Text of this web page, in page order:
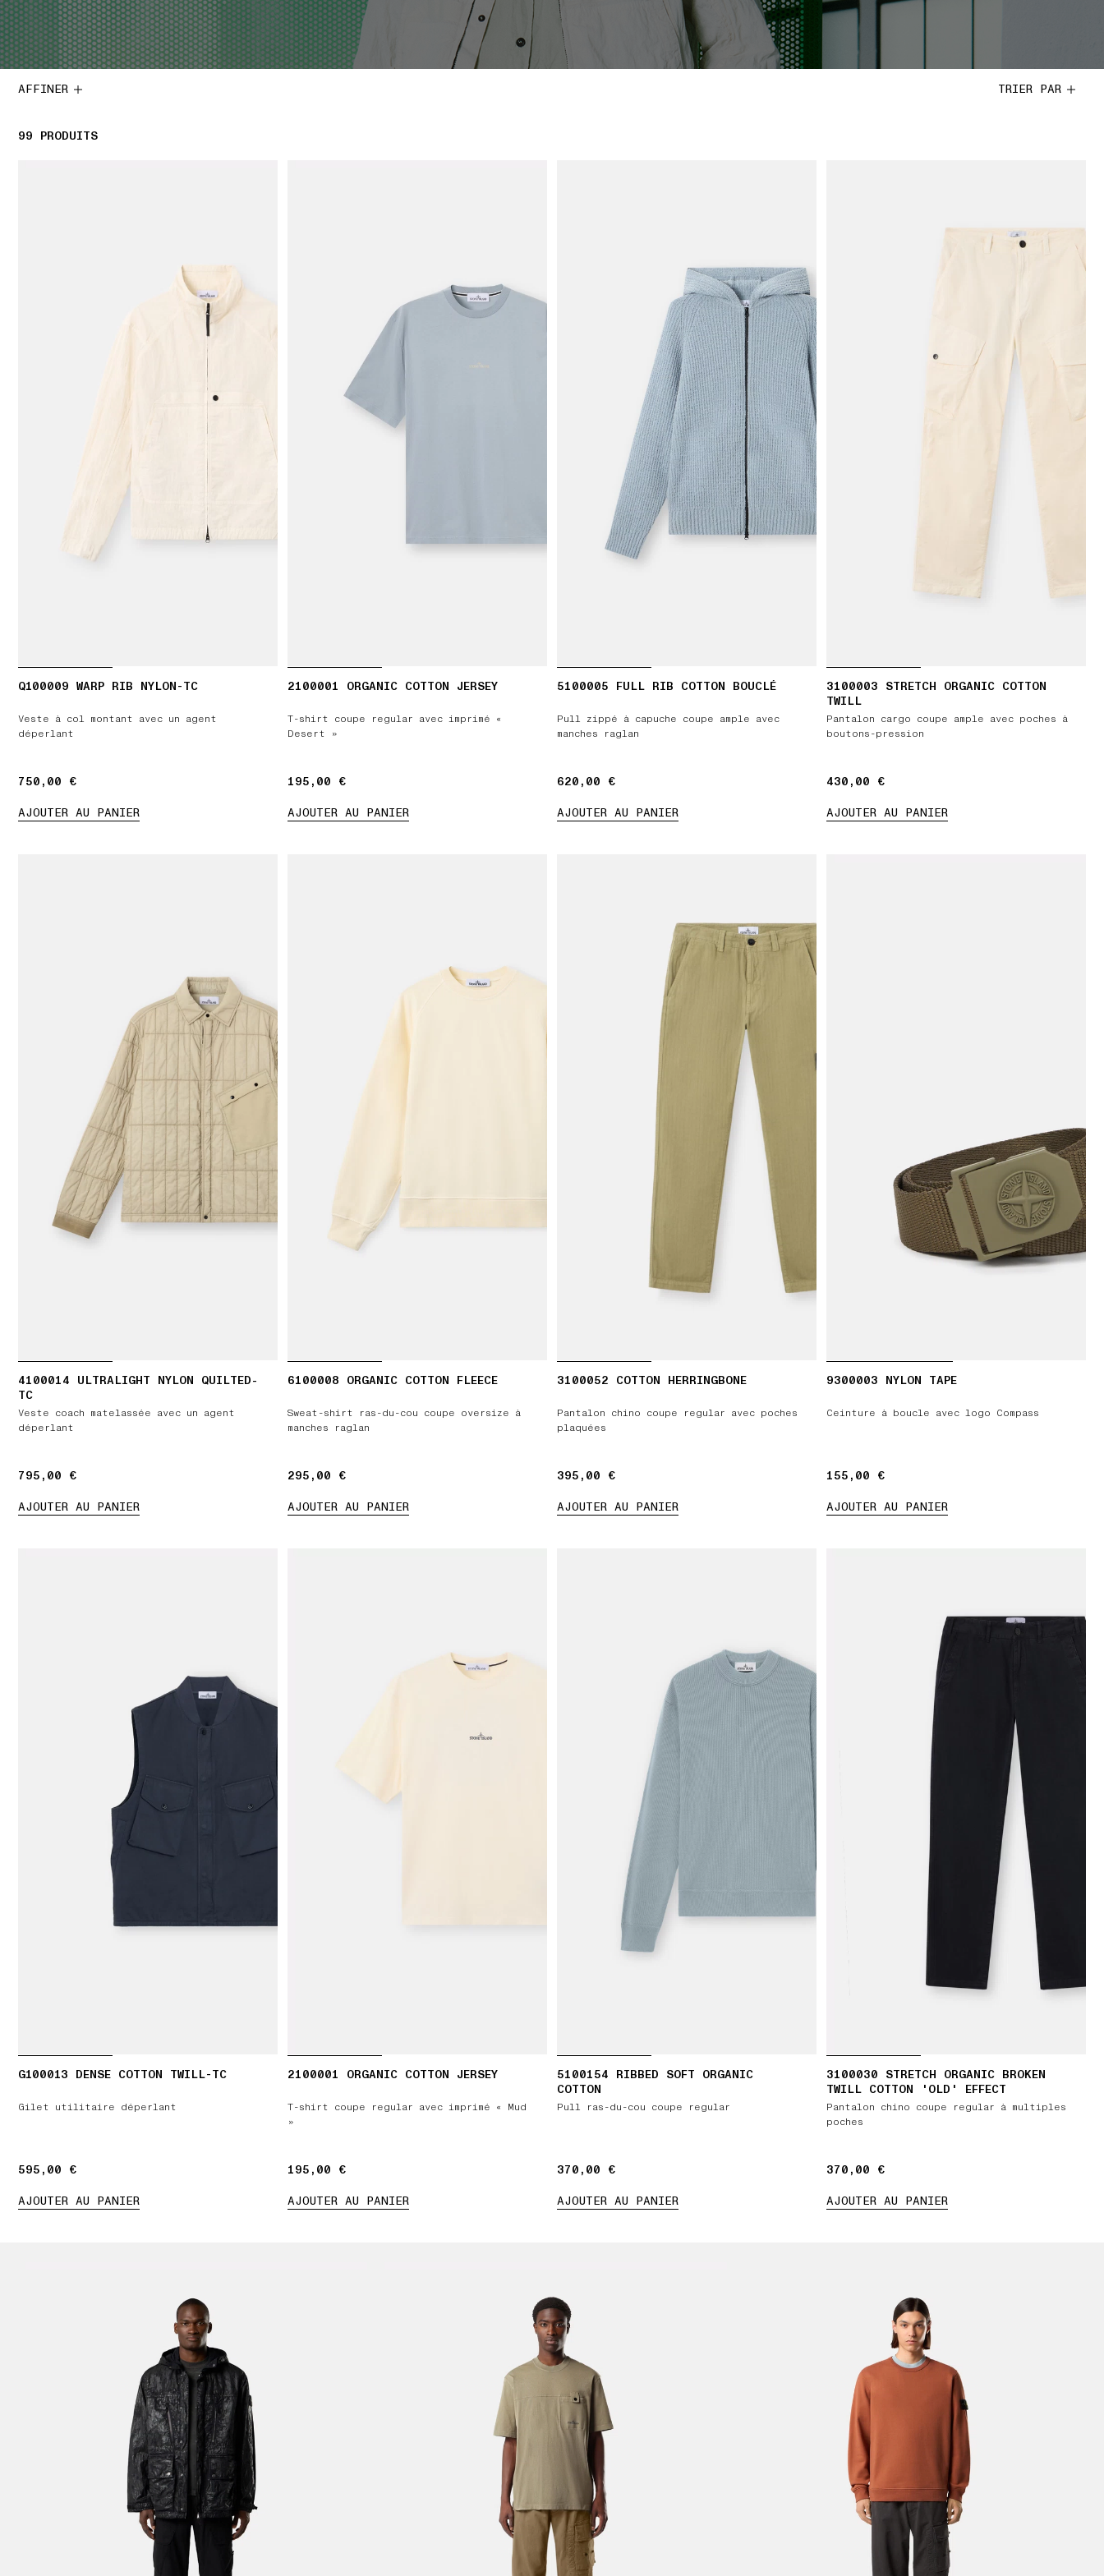
AFFINER TRIER PAR
99 99 PRODUITS
PRODUITS
Q100009 WARP RIB NYLON-TC
Veste à col montant avec un agent
déperlant
750,00 €
750,00 €
AJOUTER AU PANIER
2100001 ORGANIC COTTON JERSEY
T-shirt coupe regular avec imprimé «
Desert »
195,00 €
195,00 €
AJOUTER AU PANIER
5100005 FULL RIB COTTON BOUCLÉ
Pull zippé à capuche coupe ample avec
manches raglan
620,00 €
620,00 €
AJOUTER AU PANIER
3100003 STRETCH ORGANIC COTTON
TWILL
Pantalon cargo coupe ample avec poches à
boutons-pression
430,00 €
430,00 €
AJOUTER AU PANIER
4100014 ULTRALIGHT NYLON QUILTED-
TC
Veste coach matelassée avec un agent
déperlant
795,00 €
795,00 €
AJOUTER AU PANIER
6100008 ORGANIC COTTON FLEECE
Sweat-shirt ras-du-cou coupe oversize à
manches raglan
295,00 €
295,00 €
AJOUTER AU PANIER
3100052 COTTON HERRINGBONE
Pantalon chino coupe regular avec poches
plaquées
395,00 €
395,00 €
AJOUTER AU PANIER
9300003 NYLON TAPE
Ceinture à boucle avec logo Compass
155,00 €
155,00 €
AJOUTER AU PANIER
G100013 DENSE COTTON TWILL-TC
Gilet utilitaire déperlant
595,00 €
595,00 €
AJOUTER AU PANIER
2100001 ORGANIC COTTON JERSEY
T-shirt coupe regular avec imprimé « Mud
»
195,00 €
195,00 €
AJOUTER AU PANIER
5100154 RIBBED SOFT ORGANIC
COTTON
Pull ras-du-cou coupe regular
370,00 €
370,00 €
AJOUTER AU PANIER
3100030 STRETCH ORGANIC BROKEN
TWILL COTTON 'OLD' EFFECT
Pantalon chino coupe regular à multiples
poches
370,00 €
370,00 €
AJOUTER AU PANIER